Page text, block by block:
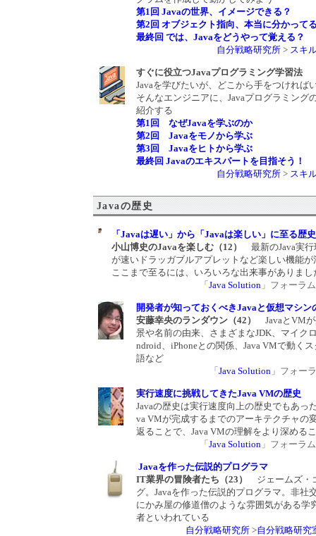
第1回 Javaの世界、イメージできる？
第2回 オブジェクト指向、本当に分かって
最終回 では、Javaをどうやって覚える？
自分戦略研究所 > スキ
すぐに役立つJavaプログラミング学習法
Javaを学びたいが、どこから手をつければ
そんなエンジニアに、Javaプログラミング
紹介する
第1回 なぜJavaを学ぶのか
第2回 Javaをモノから学ぶ
第3回 Javaをヒトから学ぶ
最終回 Javaのエキスパートを目指そう！
自分戦略研究所 > スキ
Javaの歴史
「Javaは遅い」から「Javaは楽しい」に至る歴史
小山博史のJavaを楽しむ（12） 最新のJava実
が速いドラッガブルアプレットなど楽しい機能が
ここまで至るには、いろいろな出来事がありま
「 Java Solution 」フォーラ
開発者が知っておくべきJavaと仮想マシン
安藤幸央のランダウン（42）
JavaとVM
景や名前の由来、さまざまなJDK、マイク
ndroid、iPhoneとの関係、Java VMで動く
語など
「 Java Solution 」フォー
実行速度に挑戦してきたJava VMの歴史
Javaの歴史は実行速度向上の歴史でもあっ
va VMが完成するまでのアーキテクチャの
返ることで、Java VMの理解をより深める
「 Java Solution 」フォーラ
Javaを作った伝説的プログラマ
IT業界の冒険者たち（23） ジェームズ・
グ。Javaを作った伝説的プログラマ。非社
にかみ屋の修道僧のような雰囲気がある学
者といわれている
自分戦略研究所 >自分戦略研究